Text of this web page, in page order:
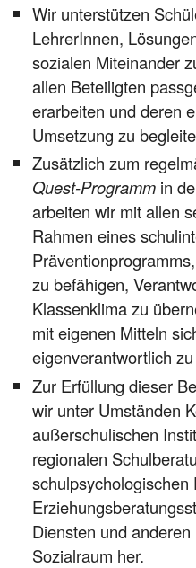
Wir unterstützen
LehrerInnen,
sozialen Miteinander
allen Beteiligten
erarbeiten und deren
Umsetzung zu
Zusätzlich zum
Quest-Programm in
arbeiten wir mit allen
Rahmen eines
zu befähigen,
Klassenklima zu
mit eigenen Mitteln
eigenverantwortlich
Zur Erfüllung dieser
wir unter Umständen
außerschulischen
regionalen
schulpsychologischen
Diensten und
Sozialraum her.